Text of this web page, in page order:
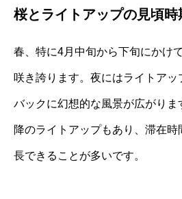
桜とライトアップの見頃時
春、特に4月中旬から下旬にかけ
咲き誇ります。夜にはライトア
バックに幻想的な風景が広がりま
降のライトアップもあり、滞在
長できることが多いです。